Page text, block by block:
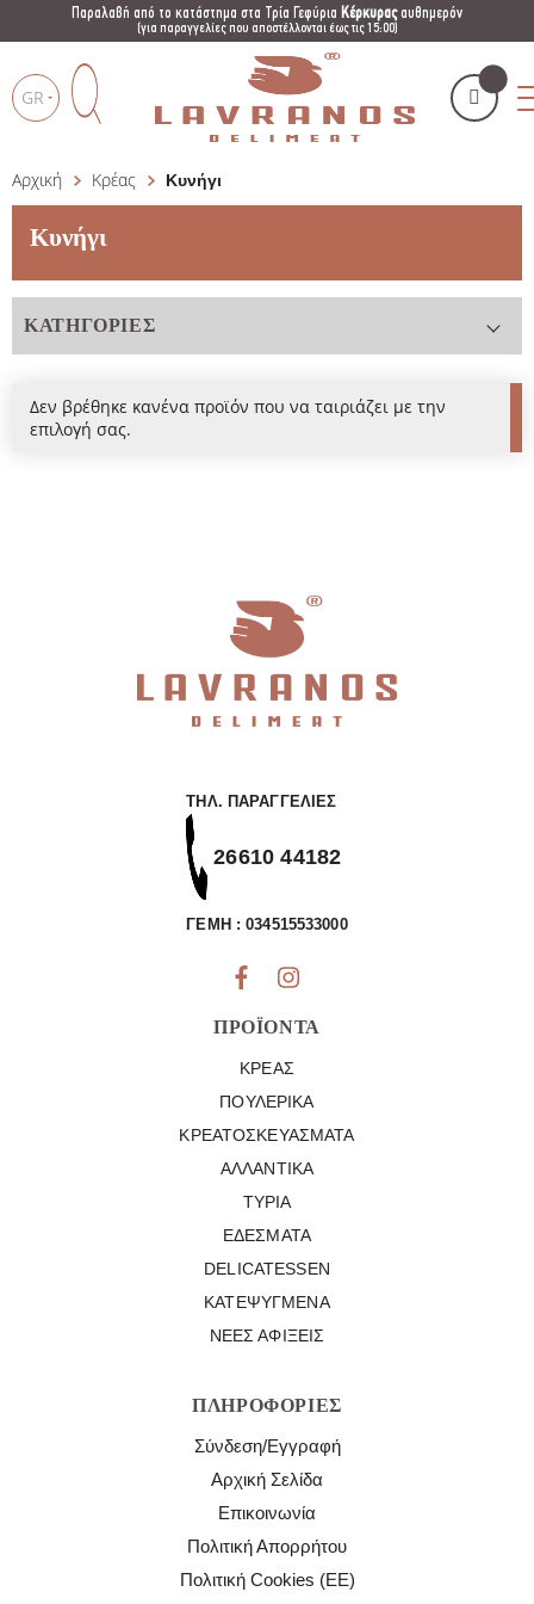
Παραλαβή από το κατάστημα στα Τρία Γεφύρια Κέρκυραςαυθημερόν
(για παραγγελίες που αποστέλλονται έως τις 15:00)
GR
Products Το καλάθι μου
Αρχική Κρέας Κυνήγι
Κυνήγι
ΚΑΤΗΓΟΡΊΕΣ
Δεν βρέθηκε κανένα προϊόν που να ταιριάζει με την
επιλογή σας.
ΤΗΛ. ΠΑΡΑΓΓΕΛΊΕΣ
26610 44182
ΓΕΜΗ : 034515533000
ΠΡΟΪΌΝΤΑ
ΚΡΈΑΣ
ΠΟΥΛΕΡΙΚΆ
ΚΡΕΑΤΟΣΚΕΥΆΣΜΑΤΑ
ΑΛΛΑΝΤΙΚΆ
ΤΥΡΙΆ
ΕΔΈΣΜΑΤΑ
DELICATESSEN
ΚΑΤΕΨΥΓΜΈΝΑ
ΝΈΕΣ ΑΦΊΞΕΙΣ
ΠΛΗΡΟΦΟΡΊΕΣ
Σύνδεση/Εγγραφή
Αρχική Σελίδα
Επικοινωνία
Πολιτική Απορρήτου
Πολιτική Cookies (ΕΕ)